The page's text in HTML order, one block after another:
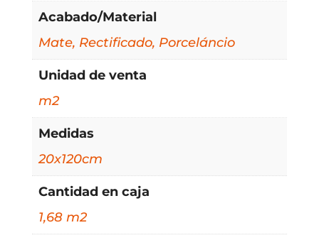
Acabado/Material
Mate, Rectificado, Porceláncio
Unidad de venta
m2
Medidas
20x120cm
Cantidad en caja
1,68 m2